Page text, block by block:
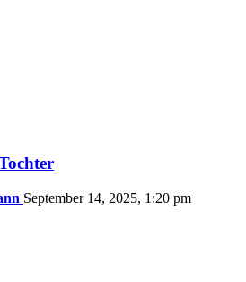
September 14, 2025, 1:20 pm